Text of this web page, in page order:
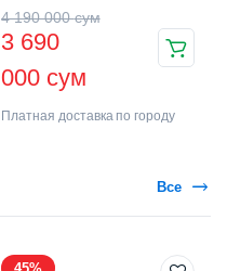
4 190 000сум
3 690
000 сум
Платная доставка по городу
Все
45%